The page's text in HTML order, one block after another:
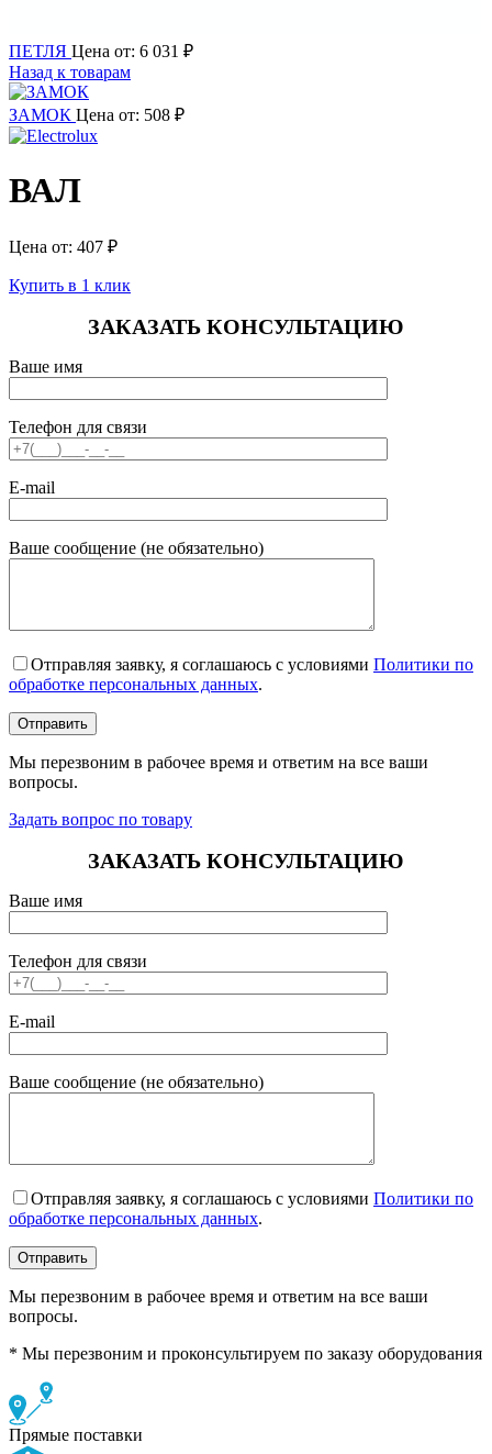
ПЕТЛЯ Цена от: 6 031 ₽
Назад к товарам
ЗАМОК Цена от: 508 ₽
ВАЛ
Цена от: 407 ₽
Купить в 1 клик
ЗАКАЗАТЬ КОНСУЛЬТАЦИЮ
Ваше имя
Телефон для связи
E-mail
Ваше сообщение (не обязательно)
Отправляя заявку, я соглашаюсь с условиями Политики по
обработке персональных данных.
Мы перезвоним в рабочее время и ответим на все ваши
вопросы.
Задать вопрос по товару
ЗАКАЗАТЬ КОНСУЛЬТАЦИЮ
Ваше имя
Телефон для связи
E-mail
Ваше сообщение (не обязательно)
Отправляя заявку, я соглашаюсь с условиями Политики по
обработке персональных данных.
Мы перезвоним в рабочее время и ответим на все ваши
вопросы.
* Мы перезвоним и проконсультируем по заказу оборудования
Прямые поставки